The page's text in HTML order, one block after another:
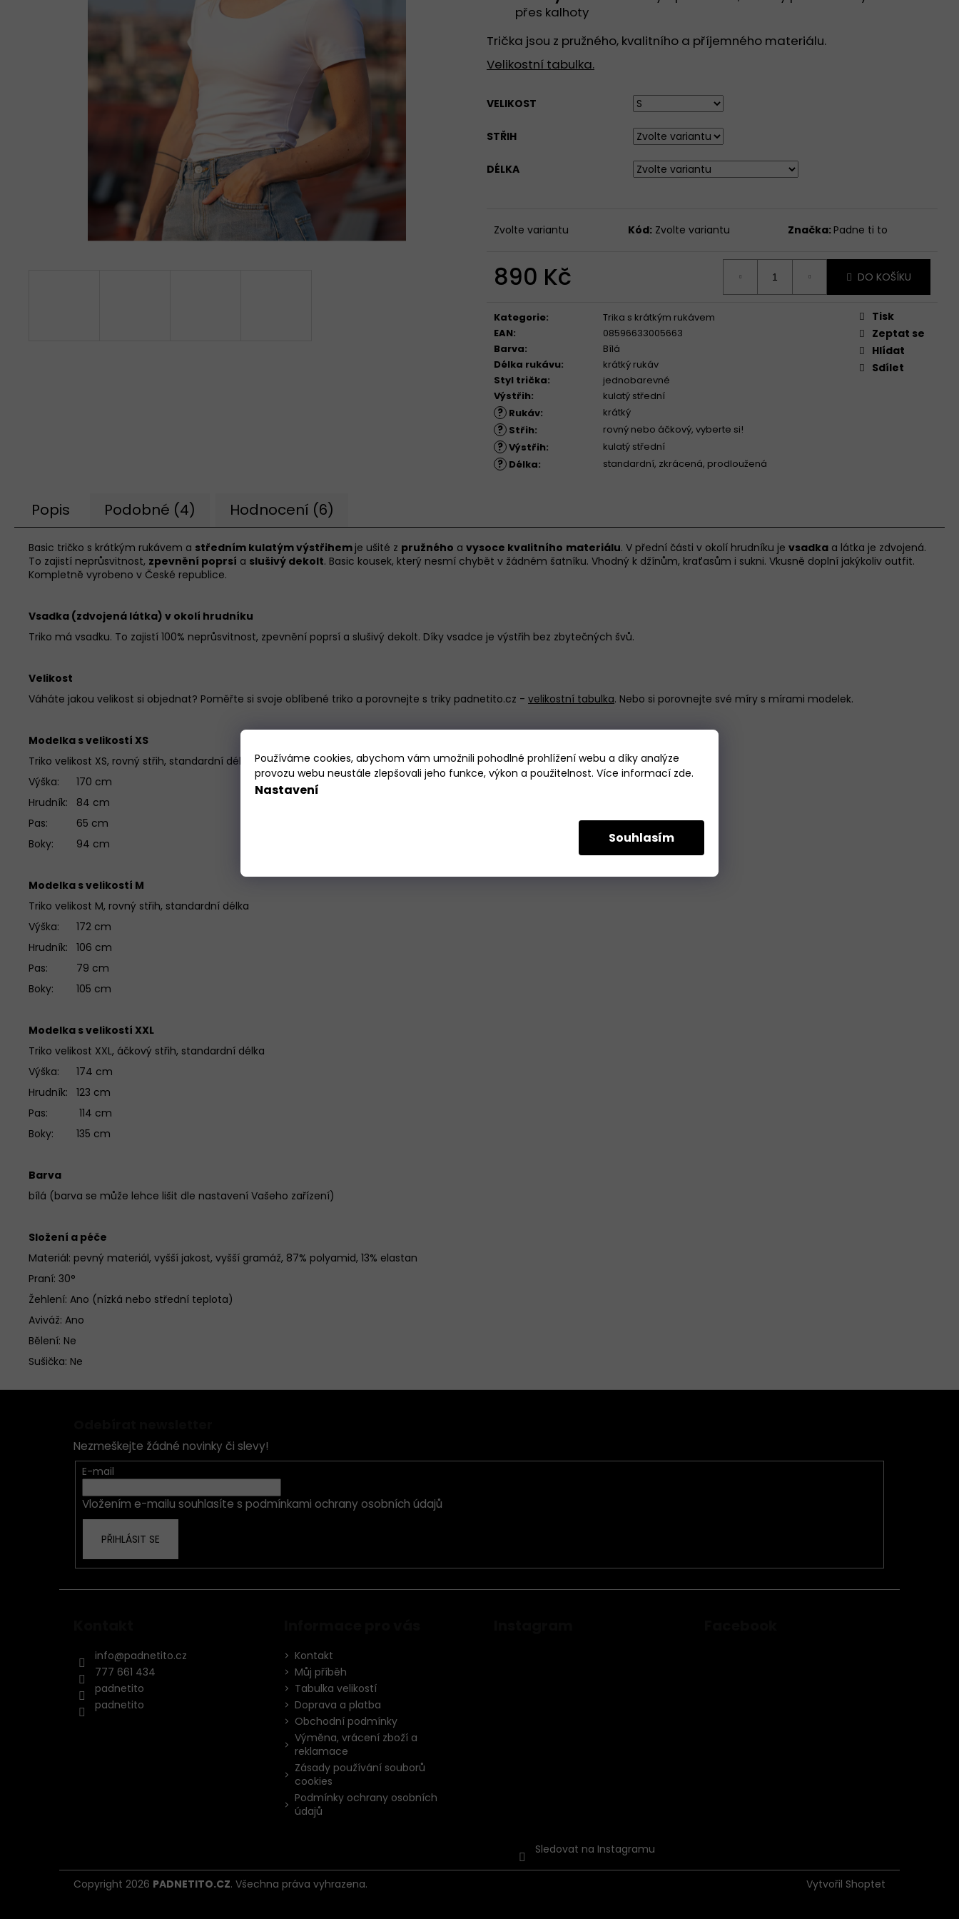
Používáme cookies, abychom vám umožnili pohodlné prohlížení webu a díky analýze
provozu webu neustále zlepšovali jeho funkce, výkon a použitelnost. Více informací zde.
Nastavení
Souhlasím
přes kalhoty
Trička jsou z pružného, kvalitního a příjemného materiálu.
Velikostní tabulka.
VELIKOST
STŘIH
DÉLKA
Zvolte variantu Kód: Zvolte variantu Značka: Padne ti to
890 Kč DO KOŠÍKU
Kategorie:
Trika s krátkým rukávem
EAN:
08596633005663
Barva:
Bílá
Délka rukávu:
krátký rukáv
Styl trička:
jednobarevné
Výstřih: kulatý střední
? Rukáv: krátký
? Střih: rovný nebo áčkový, vyberte si!
? Výstřih: kulatý střední
? Délka: standardní, zkrácená, prodloužená
Tisk
Zeptat se
Hlídat
Sdílet
Popis Podobné (4) Hodnocení (6)
Basic tričko s krátkým rukávem a středním kulatým výstřihem je ušité z pružného a vysoce kvalitního materiálu. V přední části v okolí hrudníku je vsadka a látka je zdvojená.
To zajistí neprůsvitnost, zpevnění poprsí a slušivý dekolt. Basic kousek, který nesmí chybět v žádném šatníku. Vhodný k džínům, kraťasům i sukni. Vkusně doplní jakýkoliv outfit.
Kompletně vyrobeno v České republice.
Vsadka (zdvojená látka) v okolí hrudníku
Triko má vsadku. To zajistí 100% neprůsvitnost, zpevnění poprsí a slušivý dekolt. Díky vsadce je výstřih bez zbytečných švů.
Velikost
Váháte jakou velikost si objednat? Poměřte si svoje oblíbené triko a porovnejte s triky padnetito.cz - velikostní tabulka. Nebo si porovnejte své míry s mírami modelek.
Modelka s velikostí XS
Triko velikost XS, rovný střih, standardní délka
Výška: 170 cm
Hrudník: 84 cm
Pas: 65 cm
Boky: 94 cm
Modelka s velikostí M
Triko velikost M, rovný střih, standardní délka
Výška: 172 cm
Hrudník: 106 cm
Pas: 79 cm
Boky: 105 cm
Modelka s velikostí XXL
Triko velikost XXL, áčkový střih, standardní délka
Výška: 174 cm
Hrudník: 123 cm
Pas: 114 cm
Boky: 135 cm
Barva
bílá (barva se může lehce lišit dle nastavení Vašeho zařízení)
Složení a péče
Materiál: pevný materiál, vyšší jakost, vyšší gramáž, 87% polyamid, 13% elastan
Praní: 30°
Žehlení: Ano (nízká nebo střední teplota)
Aviváž: Ano
Bělení: Ne
Sušička: Ne
TÍLKO S HRANATÝM VÝSTŘIHEM - ŽLUTÁ
- JARNÍ
TRIČKO SE STŘEDNÍM KULATÝM
VÝSTŘIHEM, KRÁTKÝ RUKÁV - BÍLÁ -
949 Kč
Nezmeškejte žádné novinky či slevy!
E-mail
Vložením e-mailu souhlasíte s podmínkami ochrany osobních údajů
PŘIHLÁSIT SE
info@padnetito.cz
777 661 434
padnetito
padnetito
Kontakt
Můj příběh
Tabulka velikostí
Doprava a platba
Obchodní podmínky
Výměna, vrácení zboží a
reklamace
Zásady používání souborů
cookies
Podmínky ochrany osobních
údajů
Sledovat na Instagramu
Vytvořil Shoptet
Copyright 2026 PADNETITO.CZ. Všechna práva vyhrazena.